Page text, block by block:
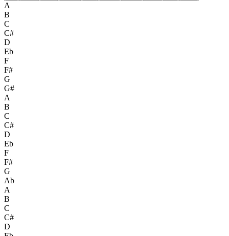
A
B
C
C#
D
Eb
F
F#
G
G#
A
B
C
C#
D
Eb
F
F#
G
Ab
A
B
C
C#
D